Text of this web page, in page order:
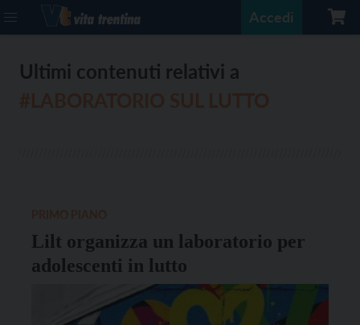
Accedi
Ultimi contenuti relativi a
Lilt organizza un laboratorio per
adolescenti in lutto